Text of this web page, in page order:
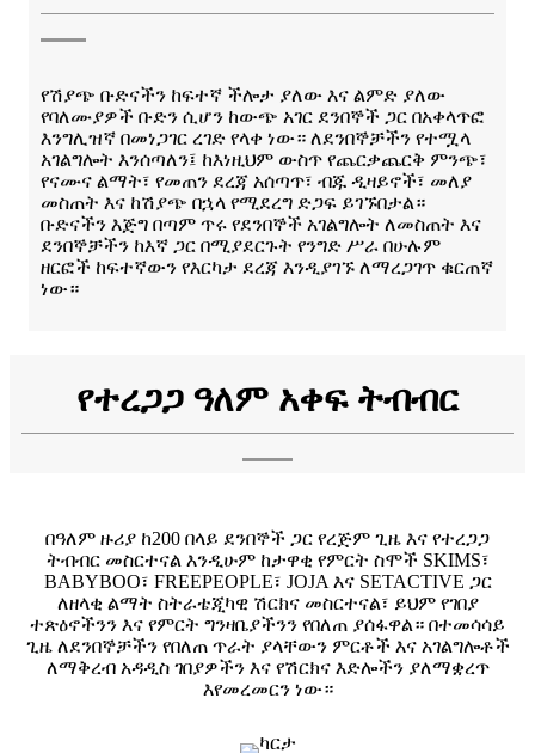
የሽያጭ ቡድናችን ከፍተኛ ችሎታ ያለው እና ልምድ ያለው
የባለሙያዎች ቡድን ሲሆን ከውጭ አገር ደንበኞች ጋር በአቀላጥፎ
እንግሊዝኛ በመነጋገር ረገድ የላቀ ነው። ለደንበኞቻችን የተሟላ
አገልግሎት እንሰጣለን፤ ከእነዚህም ውስጥ የጨርቃጨርቅ ምንጭ፣
የናሙና ልማት፣ የመጠን ደረጃ አሰጣጥ፣ ብጁ ዲዛይኖች፣ መለያ
መስጠት እና ከሽያጭ በኋላ የሚደረግ ድጋፍ ይገኙበታል።
ቡድናችን እጅግ በጣም ጥሩ የደንበኞች አገልግሎት ለመስጠት እና
ደንበኞቻችን ከእኛ ጋር በሚያደርጉት የንግድ ሥራ በሁሉም
ዘርፎች ከፍተኛውን የእርካታ ደረጃ እንዲያገኙ ለማረጋገጥ ቁርጠኛ
ነው።
የተረጋጋ ዓለም አቀፍ ትብብር
በዓለም ዙሪያ ከ200 በላይ ደንበኞች ጋር የረጅም ጊዜ እና የተረጋጋ
ትብብር መስርተናል እንዲሁም ከታዋቂ የምርት ስሞች SKIMS፣
BABYBOO፣ FREEPEOPLE፣ JOJA እና SETACTIVE ጋር
ለዘላቂ ልማት ስትራቴጂካዊ ሽርክና መስርተናል፣ ይህም የገበያ
ተጽዕኖችንን እና የምርት ግንዛቤያችንን የበለጠ ያሰፋዋል። በተመሳሳይ
ጊዜ ለደንበኞቻችን የበለጠ ጥራት ያላቸውን ምርቶች እና አገልግሎቶች
ለማቅረብ አዳዲስ ገበያዎችን እና የሽርክና እድሎችን ያለማቋረጥ
እየመረመርን ነው።